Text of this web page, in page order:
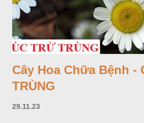
Cây Hoa Chữa Bệnh -
TRÙNG
29.11.23